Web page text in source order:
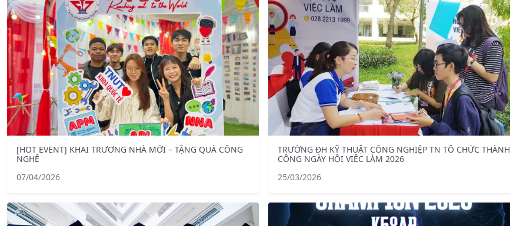
[HOT EVENT] KHAI TRƯƠNG NHÀ MỚI – TẶNG QUÀ CÔNG
NGHỆ
07/04/2026
TRƯỜNG ĐH KỸ THUẬT CÔNG NGHIỆP TN TỔ CHỨC THÀNH
CÔNG NGÀY HỘI VIỆC LÀM 2026
25/03/2026